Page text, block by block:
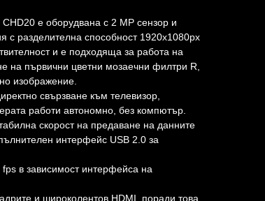
е оборудвана с 2 MP сензор и
с разделителна способност 1920x1080px
и е подходяща за работа на
на първични цветни мозаечни филтри R,
изображение.
свързване към телевизор,
работи автономно, без компютър.
скорост на предаване на данните
интерфейс USB 2.0 за
в зависимост интерфейса на
и широколентов HDMI, поради това